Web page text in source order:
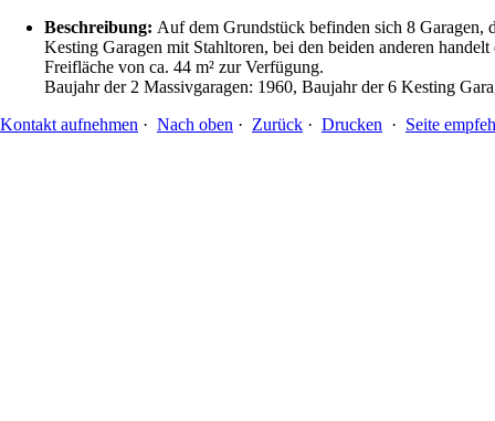
Beschreibung: Auf dem Grundstück befinden sich 8 Garagen,
Kesting Garagen mit Stahltoren, bei den beiden anderen
Freifläche von ca. 44 m² zur Verfügung.
Baujahr der 2 Massivgaragen: 1960, Baujahr der 6 Kesting
Kontakt aufnehmen · Nach oben · Zurück · Drucken · Seite